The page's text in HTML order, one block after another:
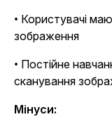
• Користувачі
зображення
• Постійне
сканування
Мінуси: